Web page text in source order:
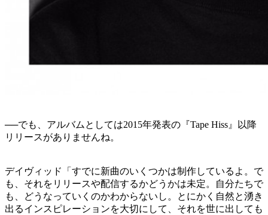
──でも、アルバムとしては2015年発表の『Tape Hiss』以降
リリースがありませんね。
デイヴィッド「すでに新曲のいくつかは制作しているよ。で
も、それをリリースや配信するかどうかは未定。自分たちで
も、どうなっていくのかわからないし。とにかく自然と湧き
出るインスピレーションを大切にして、それを世に出しても